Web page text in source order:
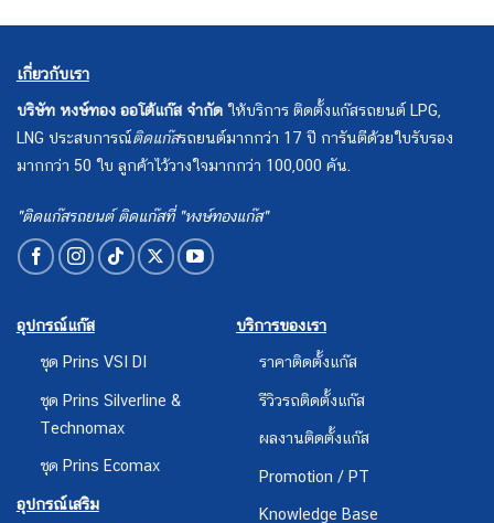
เกี่ยวกับเรา
บริษัท หงษ์ทอง ออโต้แก๊ส จำกัด ให้บริการ ติดตั้งแก๊สรถยนต์ LPG,
LNG ประสบการณ์ติดแก๊สรถยนต์มากกว่า 17 ปี การันตีด้วยใบรับรอง
มากกว่า 50 ใบ ลูกค้าไว้วางใจมากกว่า 100,000 คัน.
"ติดแก๊สรถยนต์ ติดแก๊สที่ "หงษ์ทองแก๊ส"
อุปกรณ์แก๊ส
ชุด Prins VSI DI
ชุด Prins Silverline &
Technomax
ชุด Prins Ecomax
อุปกรณ์เสริม
บริการของเรา
ราคาติดตั้งแก๊ส
รีวิวรถติดตั้งแก๊ส
ผลงานติดตั้งแก๊ส
Promotion / PT
Knowledge Base